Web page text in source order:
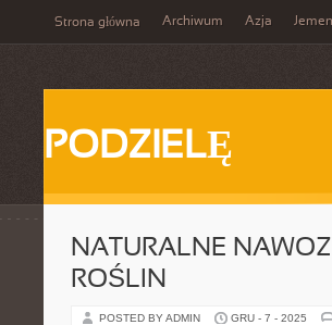
Strona główna Archiwum Azja Jemen
PODZIELĘ
NATURALNE
ROŚLIN
POSTED BY ADMIN GRU - 7 - 2025